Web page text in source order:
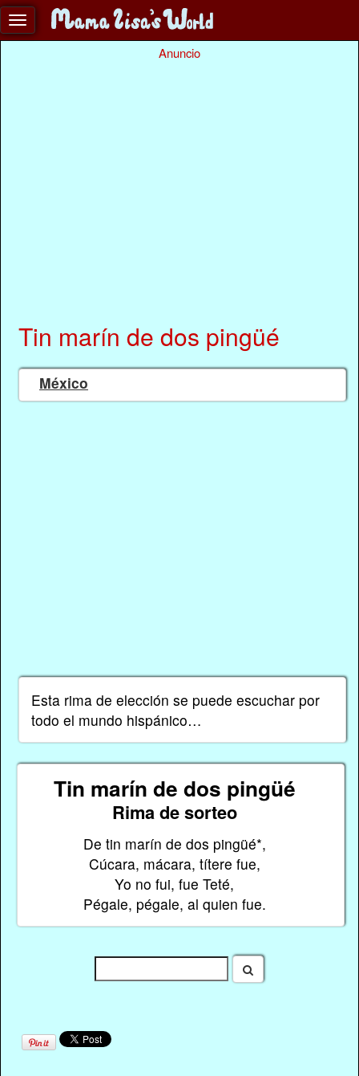
Anuncio
Tin marín de dos pingüé
México
Esta rima de elección se puede escuchar por
todo el mundo hispánico…
Tin marín de dos pingüé
Rima de sorteo
De tin marín de dos pingüé*,
Cúcara, mácara, títere fue,
Yo no fui, fue Teté,
Pégale, pégale, al quien fue.